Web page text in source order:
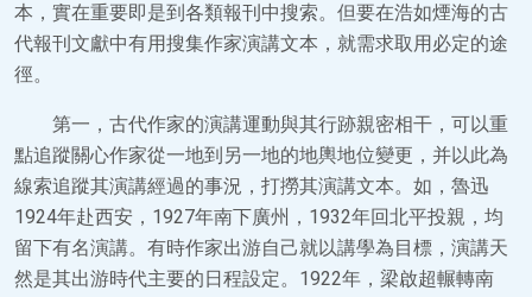
本，實在重要即是到各類報刊中搜索。但要在浩如煙海的古
代報刊文獻中有用搜集作家演講文本，就需求取用必定的途
徑。
第一，古代作家的演講運動與其行跡親密相干，可以重
點追蹤關心作家從一地到另一地的地輿地位變更，并以此為
線索追蹤其演講經過的事況，打撈其演講文本。如，魯迅
1924年赴西安，1927年南下廣州，1932年回北平投親，均
留下有名演講。有時作家出游自己就以講學為目標，演講天
然是其出游時代主要的日程設定。1922年，梁啟超輾轉南